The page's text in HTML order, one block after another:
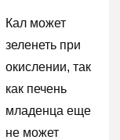
Кал может
зеленеть при
окислении, так
как печень
младенца еще
не может